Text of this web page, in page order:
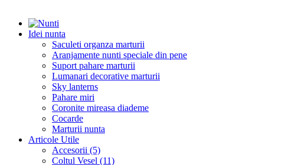
Idei nunta
Saculeti organza marturii
Aranjamente nunti speciale din pene
Suport pahare marturii
Lumanari decorative marturii
Sky lanterns
Pahare miri
Coronite mireasa diademe
Cocarde
Marturii nunta
Articole Utile
Accesorii (5)
Coltul Vesel (11)